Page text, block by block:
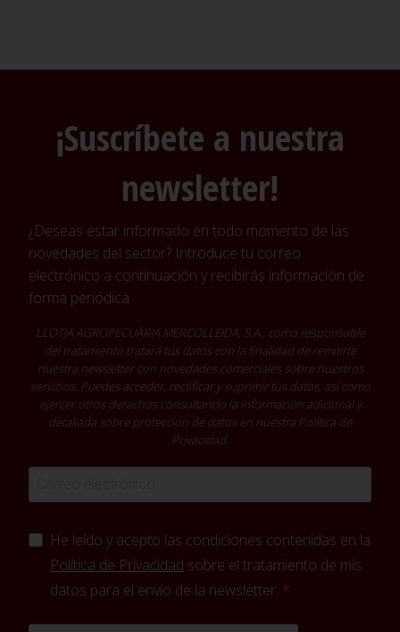
¡Suscríbete a nuestra
newsletter!
¿Deseas estar informado en todo momento de las
novedades del sector? Introduce tu correo
electrónico a continuación y recibirás información de
forma periódica
LLOTJA AGROPECUÀRIA MERCOLLEIDA, S.A., como responsable
del tratamiento tratará tus datos con la finalidad de remitirte
nuestra newsletter con novedades comerciales sobre nuestros
servicios. Puedes acceder, rectificar y suprimir tus datos, así como
ejercer otros derechos consultando la información adicional y
detallada sobre protección de datos en nuestra Política de
Privacidad.
He leído y acepto las condiciones contenidas en la
Política de Privacidad sobre el tratamiento de mis
datos para el envío de la newsletter.